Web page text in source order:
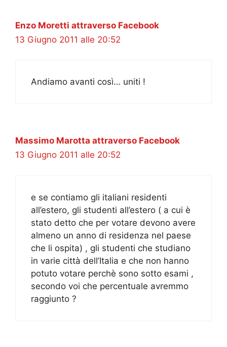
Enzo Moretti attraverso Facebook
13 Giugno 2011 alle 20:52
Andiamo avanti così… uniti !
Massimo Marotta attraverso Facebook
13 Giugno 2011 alle 20:52
e se contiamo gli italiani residenti
all’estero, gli studenti all’estero ( a cui è
stato detto che per votare devono avere
almeno un anno di residenza nel paese
che li ospita) , gli studenti che studiano
in varie città dell’Italia e che non hanno
potuto votare perchè sono sotto esami ,
secondo voi che percentuale avremmo
raggiunto ?